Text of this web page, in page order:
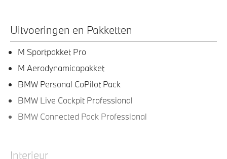
Uitvoeringen en Pakketten
M Sportpakket Pro
M Aerodynamicapakket
BMW Personal CoPilot Pack
BMW Live Cockpit Professional
BMW Connected Pack Professional
Interieur